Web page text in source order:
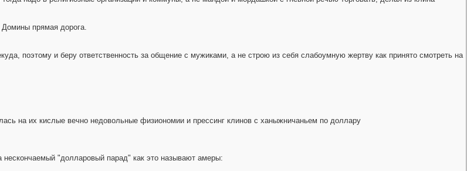
Домины прямая дорога.
поэтому и беру ответственность за общение с мужиками, а не строю из себя слабоумную жертву как принято смотреть на
на их кислые вечно недовольные физиономии и прессинг клинов с ханыжничаньем по доллару
"долларовый парад" как это называют амеры: